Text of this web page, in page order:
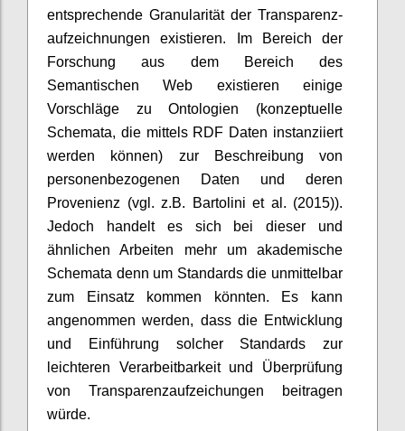
entsprechende Granularität der Transparenz-
aufzeichnungen existieren. Im Bereich der
Forschung aus dem Bereich des
Semantischen Web existieren einige
Vorschläge zu Ontologien (konzeptuelle
Schemata, die mittels RDF Daten instanziiert
werden können) zur Beschreibung von
personenbezogenen Daten und deren
Provenienz (vgl. z.B. Bartolini et al. (2015)).
Jedoch handelt es sich bei dieser und
ähnlichen Arbeiten mehr um akademische
Schemata denn um Standards die unmittelbar
zum Einsatz kommen könnten. Es kann
angenommen werden, dass die Entwicklung
und Einführung solcher Standards zur
leichteren Verarbeitbarkeit und Überprüfung
von Transparenzaufzeichungen beitragen
würde.